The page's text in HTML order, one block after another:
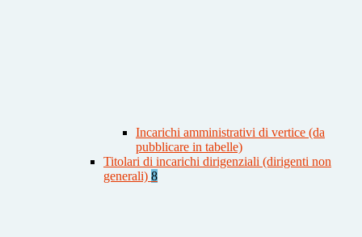
Incarichi amministrativi di vertice (da
pubblicare in tabelle)
Titolari di incarichi dirigenziali (dirigenti non
generali) 8